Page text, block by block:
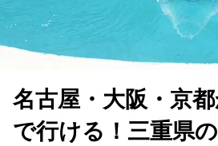
名古屋・大阪・京
で行ける！三重県